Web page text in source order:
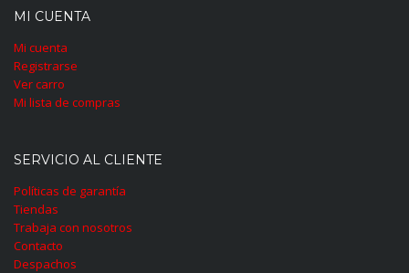
MI CUENTA
Mi cuenta
Registrarse
Ver carro
Mi lista de compras
SERVICIO AL CLIENTE
Políticas de garantía
Tiendas
Trabaja con nosotros
Contacto
Despachos